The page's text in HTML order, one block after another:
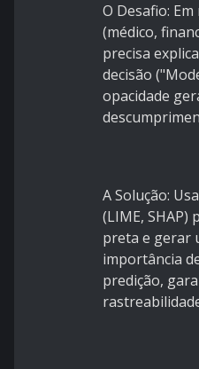
O Desafio:
(médico,
precisa
decisão
opacidade
A Solução:
(LIME, SHAP)
preta e gerar
importância
predição,